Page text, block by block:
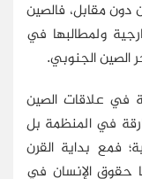
دون مقابل، فالصين
ولمطالبها في
الصين الجنوبي.
في علاقات الصين
في المنظمة بل
فمع بداية القرن
حقوق الإنسان في